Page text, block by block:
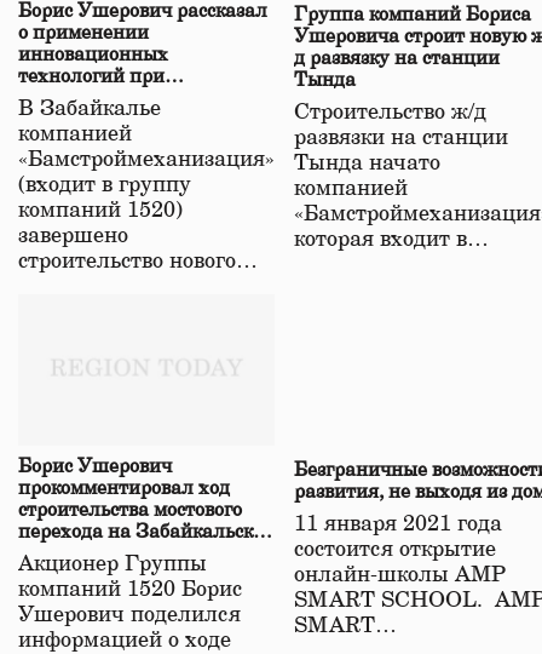
Борис Ушерович рассказал
о применении
инновационных
технологий при
строительстве нового моста
в Забайкалье
В Забайкалье
компанией
«Бамстроймеханизация»
(входит в группу
компаний 1520)
завершено
строительство нового…
Группа компаний Бориса
Ушеровича строит новую
д развязку на станции
Тында
Строительство ж/д
развязки на станции
Тында начато
компанией
которая входит в…
Борис Ушерович
прокомментировал ход
строительства мостового
перехода на Забайкальской
железной дороге
Акционер Группы
компаний 1520 Борис
Ушерович поделился
информацией о ходе
Безграничные
развития, не выходя из
11 января 2021 года
состоится открытие
онлайн-школы АМР
SMART SCHOOL.
SMART…